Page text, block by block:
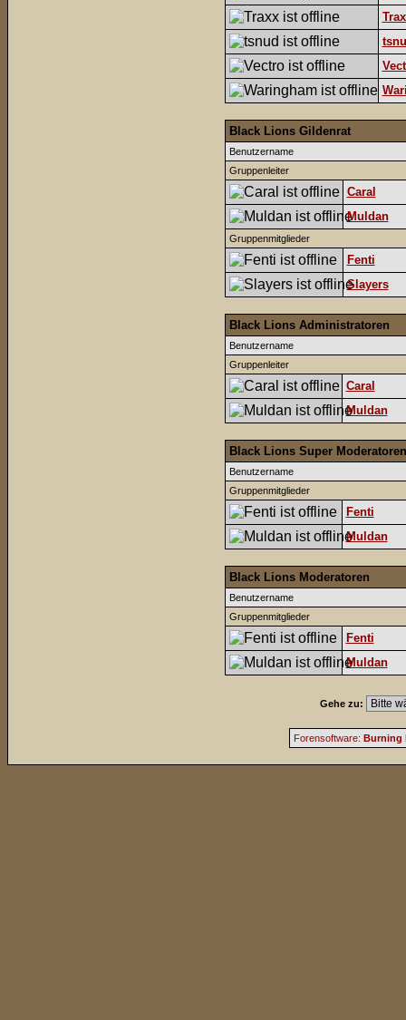
Black Lions Gildenrat
Benutzername
Gruppenleiter
Caral
Muldan
Gruppenmitglieder
Fenti
Slayers
Black Lions Administratoren
Benutzername
Gruppenleiter
Caral
Muldan
Black Lions Super Moderatoren
Benutzername
Gruppenmitglieder
Fenti
Muldan
Black Lions Moderatoren
Benutzername
Gruppenmitglieder
Fenti
Muldan
Gehe zu:
Forensoftware: Burning